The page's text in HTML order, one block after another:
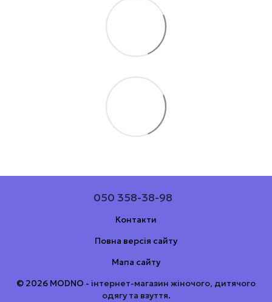
050 358-38-98
Контакти
Повна версія сайту
Мапа сайту
© 2026 MODNO - інтернет-магазин жіночого, дитячого
одягу та взуття.